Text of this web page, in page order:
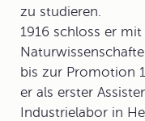
zu studieren.
1916 schloss er
bis zur Promotion
er als erster
Industrielabor in